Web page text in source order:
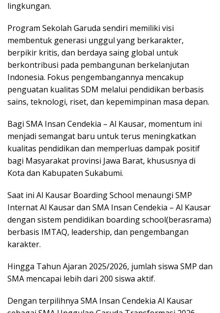
lingkungan.
Program Sekolah Garuda sendiri memiliki visi
membentuk generasi unggul yang berkarakter,
berpikir kritis, dan berdaya saing global untuk
berkontribusi pada pembangunan berkelanjutan
Indonesia. Fokus pengembangannya mencakup
penguatan kualitas SDM melalui pendidikan berbasis
sains, teknologi, riset, dan kepemimpinan masa depan.
Bagi SMA Insan Cendekia – Al Kausar, momentum ini
menjadi semangat baru untuk terus meningkatkan
kualitas pendidikan dan memperluas dampak positif
bagi Masyarakat provinsi Jawa Barat, khususnya di
Kota dan Kabupaten Sukabumi.
Saat ini Al Kausar Boarding School menaungi SMP
Internat Al Kausar dan SMA Insan Cendekia – Al Kausar
dengan sistem pendidikan boarding school(berasrama)
berbasis IMTAQ, leadership, dan pengembangan
karakter.
Hingga Tahun Ajaran 2025/2026, jumlah siswa SMP dan
SMA mencapai lebih dari 200 siswa aktif.
Dengan terpilihnya SMA Insan Cendekia Al Kausar